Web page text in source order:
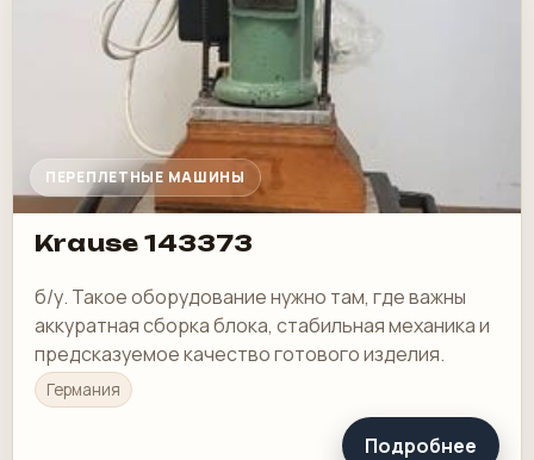
ПЕРЕПЛЕТНЫЕ МАШИНЫ
Krause 143373
б/у. Такое оборудование нужно там, где важны
аккуратная сборка блока, стабильная механика и
предсказуемое качество готового изделия.
Германия
Подробнее